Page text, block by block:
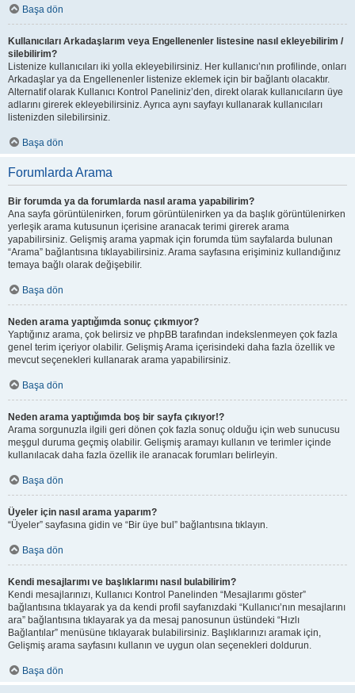
Başa dön
Kullanıcıları Arkadaşlarım veya Engellenenler listesine nasıl ekleyebilirim /
silebilirim?
Listenize kullanıcıları iki yolla ekleyebilirsiniz. Her kullanıcı’nın profilinde, onları
Arkadaşlar ya da Engellenenler listenize eklemek için bir bağlantı olacaktır.
Alternatif olarak Kullanıcı Kontrol Paneliniz’den, direkt olarak kullanıcıların üye
adlarını girerek ekleyebilirsiniz. Ayrıca aynı sayfayı kullanarak kullanıcıları
listenizden silebilirsiniz.
Başa dön
Forumlarda Arama
Bir forumda ya da forumlarda nasıl arama yapabilirim?
Ana sayfa görüntülenirken, forum görüntülenirken ya da başlık görüntülenirken
yerleşik arama kutusunun içerisine aranacak terimi girerek arama
yapabilirsiniz. Gelişmiş arama yapmak için forumda tüm sayfalarda bulunan
“Arama” bağlantısına tıklayabilirsiniz. Arama sayfasına erişiminiz kullandığınız
temaya bağlı olarak değişebilir.
Başa dön
Neden arama yaptığımda sonuç çıkmıyor?
Yaptığınız arama, çok belirsiz ve phpBB tarafından indekslenmeyen çok fazla
genel terim içeriyor olabilir. Gelişmiş Arama içerisindeki daha fazla özellik ve
mevcut seçenekleri kullanarak arama yapabilirsiniz.
Başa dön
Neden arama yaptığımda boş bir sayfa çıkıyor!?
Arama sorgunuzla ilgili geri dönen çok fazla sonuç olduğu için web sunucusu
meşgul duruma geçmiş olabilir. Gelişmiş aramayı kullanın ve terimler içinde
kullanılacak daha fazla özellik ile aranacak forumları belirleyin.
Başa dön
Üyeler için nasıl arama yaparım?
“Üyeler” sayfasına gidin ve “Bir üye bul” bağlantısına tıklayın.
Başa dön
Kendi mesajlarımı ve başlıklarımı nasıl bulabilirim?
Kendi mesajlarınızı, Kullanıcı Kontrol Panelinden “Mesajlarımı göster”
bağlantısına tıklayarak ya da kendi profil sayfanızdaki “Kullanıcı’nın mesajlarını
ara” bağlantısına tıklayarak ya da mesaj panosunun üstündeki “Hızlı
Bağlantılar” menüsüne tıklayarak bulabilirsiniz. Başlıklarınızı aramak için,
Gelişmiş arama sayfasını kullanın ve uygun olan seçenekleri doldurun.
Başa dön